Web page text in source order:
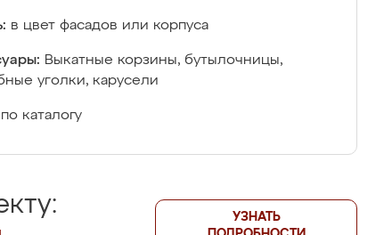
в цвет фасадов или корпуса
Выкатные корзины, бутылочницы,
уголки, карусели
по каталогу
УЗНАТЬ